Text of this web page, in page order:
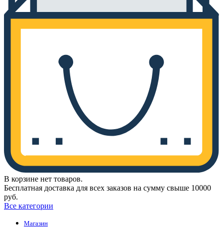
В корзине нет товаров.
Бесплатная доставка для всех заказов на сумму свыше 10000
руб.
Все категории
Магазин